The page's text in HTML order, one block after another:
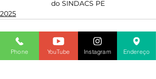
do SINDACS PE
2025
Phone YouTube Instagram Endereço